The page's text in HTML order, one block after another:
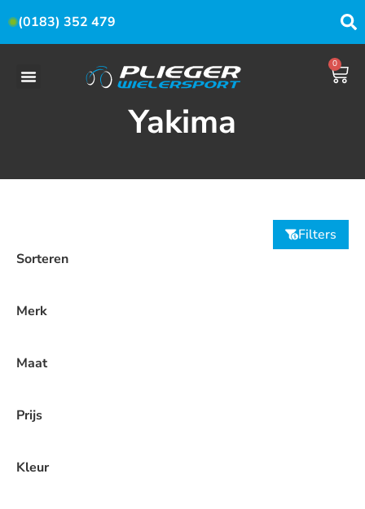
(0183) 352 479
0
Yakima
Filters
Sorteren
Merk
Maat
Prijs
Kleur